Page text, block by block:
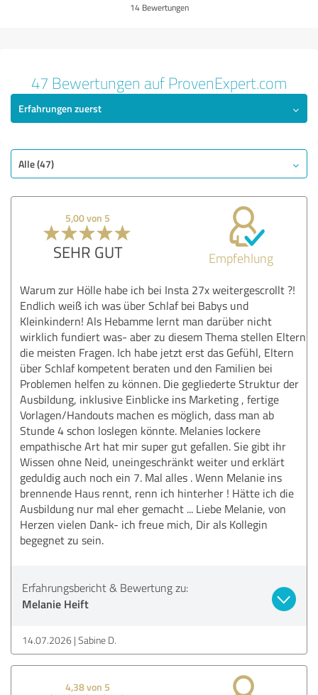
14 Bewertungen
47 Bewertungen auf ProvenExpert.com
Erfahrungen zuerst
Alle (47)
5,00 von 5
SEHR GUT Empfehlung
Warum zur Hölle habe ich bei Insta 27x weitergescrollt ?!
Endlich weiß ich was über Schlaf bei Babys und
Kleinkindern! Als Hebamme lernt man darüber nicht
wirklich fundiert was- aber zu diesem Thema stellen Eltern
die meisten Fragen. Ich habe jetzt erst das Gefühl, Eltern
über Schlaf kompetent beraten und den Familien bei
Problemen helfen zu können. Die gegliederte Struktur der
Ausbildung, inklusive Einblicke ins Marketing , fertige
Vorlagen/Handouts machen es möglich, dass man ab
Stunde 4 schon loslegen könnte. Melanies lockere
empathische Art hat mir super gut gefallen. Sie gibt ihr
Wissen ohne Neid, uneingeschränkt weiter und erklärt
geduldig auch noch ein 7. Mal alles . Wenn Melanie ins
brennende Haus rennt, renn ich hinterher ! Hätte ich die
Ausbildung nur mal eher gemacht ... Liebe Melanie, von
Herzen vielen Dank- ich freue mich, Dir als Kollegin
begegnet zu sein.
Erfahrungsbericht & Bewertung zu:
Melanie Heift
14.07.2026 Sabine D.
4,38 von 5